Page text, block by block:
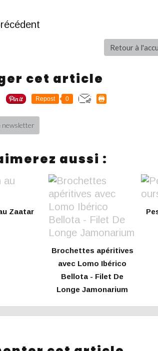
Retour à
cet article
Repost 0
newsletter
aussi :
Zaatar
Brochettes apéritives
avec Lomo Ibérico
Bellota - Filet De
Longe Jamonarium